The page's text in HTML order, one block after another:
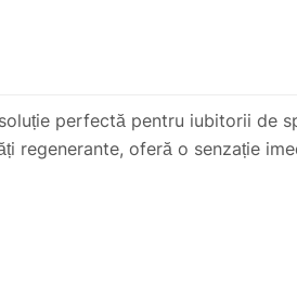
perfectă pentru iubitorii de
oferă o senzație